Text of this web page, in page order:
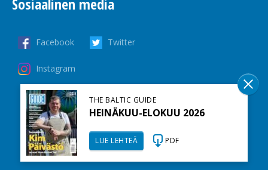
THE BALTIC GUIDE
HEINÄKUU-ELOKUU 2026
LUE LEHTEÄ PDF
Facebook Twitter
Instagram